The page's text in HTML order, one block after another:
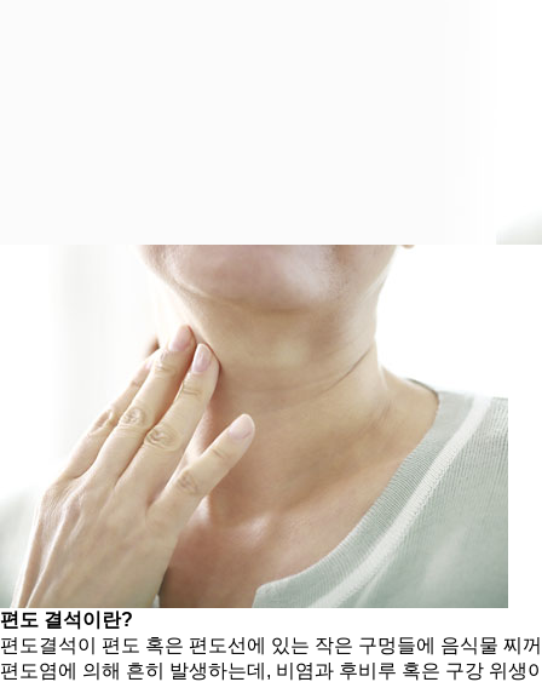
토요일-09:00~13:00
편도 결석이란?
편도결석이 편도 혹은 편도선에 있는 작은 구멍들에 음식물 찌
편도염에 의해 흔히 발생하는데, 비염과 후비루 혹은 구강 위생